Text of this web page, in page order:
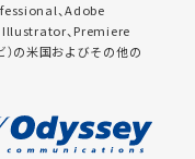
、Adobe
、Premiere
の米国およびその他の